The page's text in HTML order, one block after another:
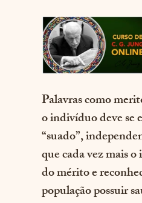
Palavras como
o indivíduo deve se
“suado”,
que cada vez mais
do mérito e
população possuir